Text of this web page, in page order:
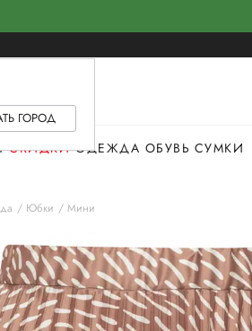
ГОРОД
СКИДКИ ОДЕЖДА ОБУВЬ СУМКИ
Юбки Мини